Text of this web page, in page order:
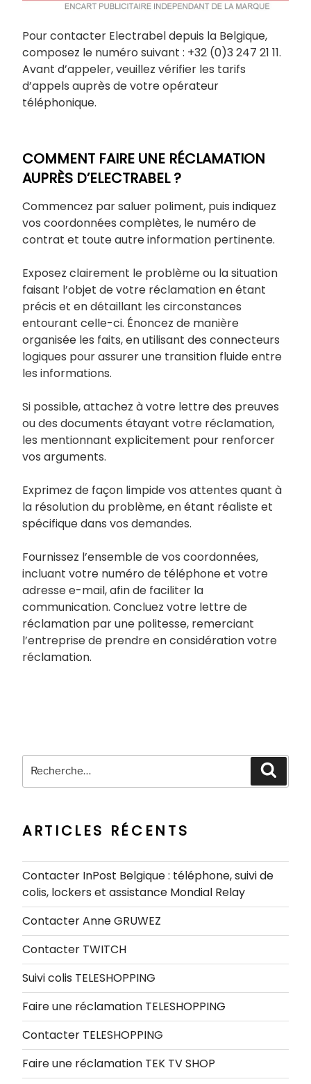
Pour contacter Electrabel depuis la Belgique,
composez le numéro suivant : +32 (0)3 247 21 11.
Avant d’appeler, veuillez vérifier les tarifs
d’appels auprès de votre opérateur
téléphonique.
COMMENT FAIRE UNE RÉCLAMATION
AUPRÈS D’ELECTRABEL ?
Commencez par saluer poliment, puis indiquez
vos coordonnées complètes, le numéro de
contrat et toute autre information pertinente.
Exposez clairement le problème ou la situation
faisant l’objet de votre réclamation en étant
précis et en détaillant les circonstances
entourant celle-ci. Énoncez de manière
organisée les faits, en utilisant des connecteurs
logiques pour assurer une transition fluide entre
les informations.
Si possible, attachez à votre lettre des preuves
ou des documents étayant votre réclamation,
les mentionnant explicitement pour renforcer
vos arguments.
Exprimez de façon limpide vos attentes quant à
la résolution du problème, en étant réaliste et
spécifique dans vos demandes.
Fournissez l’ensemble de vos coordonnées,
incluant votre numéro de téléphone et votre
adresse e-mail, afin de faciliter la
communication. Concluez votre lettre de
réclamation par une politesse, remerciant
l’entreprise de prendre en considération votre
réclamation.
Recherche
pour
ARTICLES RÉCENTS
Contacter InPost Belgique : téléphone, suivi de
colis, lockers et assistance Mondial Relay
Contacter Anne GRUWEZ
Contacter TWITCH
Suivi colis TELESHOPPING
Faire une réclamation TELESHOPPING
Contacter TELESHOPPING
Faire une réclamation TEK TV SHOP